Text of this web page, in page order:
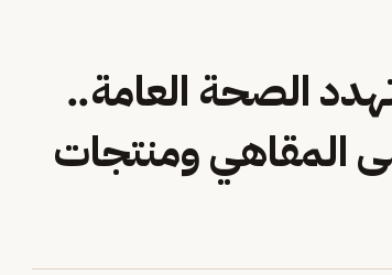
و26 مخالفة تهدد الصحة العامة..
المقاهي ومنتجات